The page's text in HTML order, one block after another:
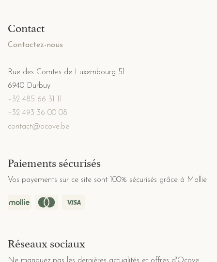
Contact
Contactez-nous
Rue des Comtes de Luxembourg 51
6940 Durbuy
+32 485 66 31 11
+32 493 36 00 08
contact@ocove.be
Paiements sécurisés
Vos payements sur ce site sont 100% sécurisés grâce à Mollie
Réseaux sociaux